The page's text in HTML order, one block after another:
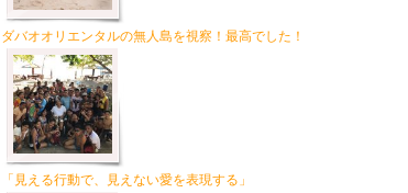
ダバオオリエンタルの無人島を視察！最高でした！
「見える行動で、見えない愛を表現する」